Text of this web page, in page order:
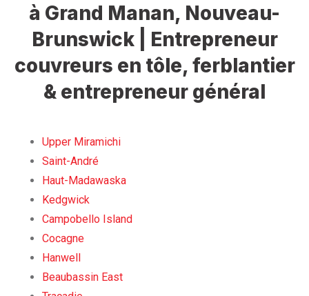
à Grand Manan, Nouveau-
Brunswick | Entrepreneur
couvreurs en tôle, ferblantier
& entrepreneur général
Upper Miramichi
Saint-André
Haut-Madawaska
Kedgwick
Campobello Island
Cocagne
Hanwell
Beaubassin East